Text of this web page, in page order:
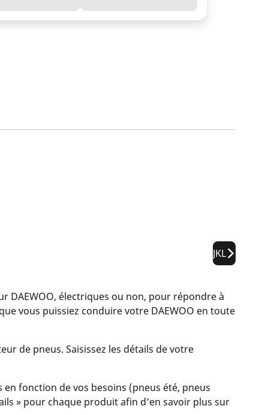
JKL
DAEWOO, électriques ou non, pour répondre à
vous puissiez conduire votre DAEWOO en toute
de pneus. Saisissez les détails de votre
fonction de vos besoins (pneus été, pneus
» pour chaque produit afin d'en savoir plus sur